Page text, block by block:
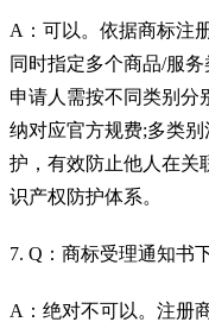
A：可以。依据商标注
同时指定多个商品/服
申请人需按不同类别分
纳对应官方规费;多类
护，有效防止他人在关
识产权防护体系。
7. Q：商标受理通知书
A：绝对不可以。注册